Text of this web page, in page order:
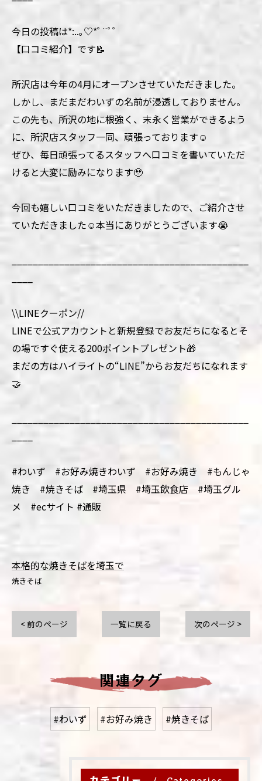
今日の投稿は*:..｡♡*ﾟ¨ﾟﾟ
【口コミ紹介】です📝
所沢店は今年の4月にオープンさせていただきました。
しかし、まだまだわいずの名前が浸透しておりません。
この先も、所沢の地に根強く、末永く営業ができるよう
に、所沢店スタッフ一同、頑張っております☺️
ぜひ、毎日頑張ってるスタッフへ口コミを書いていただ
けると大変に励みになります🥹
今回も嬉しい口コミをいただきましたので、ご紹介させ
ていただきました☺️本当にありがとうございます😭
\\LINEクーポン//
LINEで公式アカウントと新規登録でお友だちになるとそ
の場ですぐ使える200ポイントプレゼント🎁
まだの方はハイライトの“LINE”からお友だちになれます
🤝
#わいず #お好み焼きわいず #お好み焼き #もんじゃ
焼き #焼きそば #埼玉県 #埼玉飲食店 #埼玉グル
メ #ecサイト #通販
本格的な焼きそばを埼玉で
焼きそば
< 前のページ 一覧に戻る 次のページ >
関連タグ
#わいず #お好み焼き #焼きそば